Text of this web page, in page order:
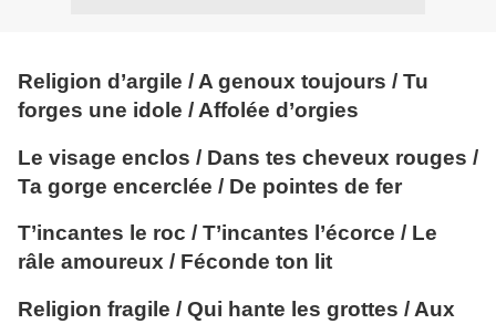
Religion d’argile / A genoux toujours / Tu
forges une idole / Affolée d’orgies
Le visage enclos / Dans tes cheveux rouges /
Ta gorge encerclée / De pointes de fer
T’incantes le roc / T’incantes l’écorce / Le
râle amoureux / Féconde ton lit
Religion fragile / Qui hante les grottes / Aux